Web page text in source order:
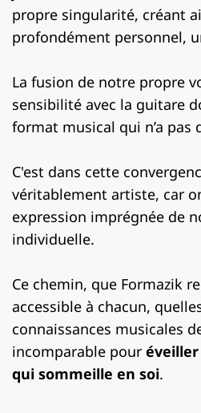
propre singularité, créant
profondément personnel,
La fusion de notre propre
sensibilité avec la guitare
format musical qui n’a pas
C'est dans cette
véritablement artiste, car
expression imprégnée de
individuelle.
Ce chemin, que Formazik
accessible à chacun,
connaissances musicales
incomparable pour
qui sommeille en soi.